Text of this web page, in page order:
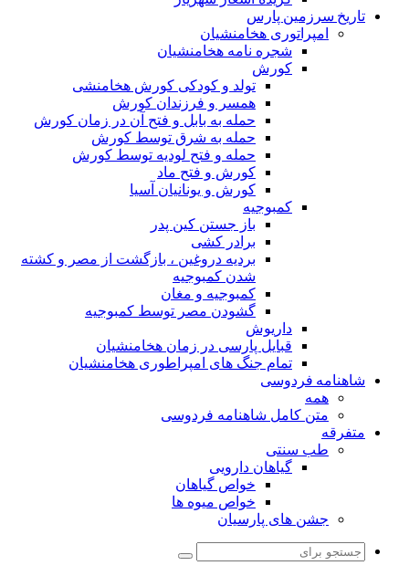
تاریخ سرزمین پارس
امپراتوری هخامنشیان
شجره نامه هخامنشیان
کورش
تولد و کودکی کورش هخامنشی
همسر و فرزندان کورش
حمله به بابل و فتح آن در زمان کورش
حمله به شرق توسط کورش
حمله و فتح لودیه توسط کورش
کورش و فتح ماد
کورش و یونانیان آسیا
کمبوجیه
باز جستن کین پدر
برادر کشی
بردیه دروغین ، بازگشت از مصر و کشته
شدن کمبوجیه
کمبوجیه و مغان
گشودن مصر توسط کمبوجیه
داریوش
قبایل پارسی در زمان هخامنشیان
تمام جنگ های امپراطوری هخامنشیان
شاهنامه فردوسی
همه
متن کامل شاهنامه فردوسی
متفرقه
طب سنتی
گیاهان دارویی
خواص گیاهان
خواص میوه ها
جشن های پارسیان
جستجو